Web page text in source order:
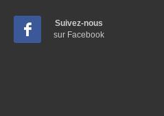
Suivez-nous
sur Facebook